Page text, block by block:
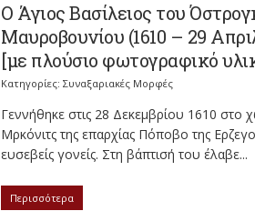
Ο Άγιος Βασίλειος του
Μαυροβουνίου (1610 – 29
[με πλούσιο φωτογραφικό
Κατηγορίες: Συναξαριακές Μορφές
Γεννήθηκε στις 28 Δεκεμβρίου 1610 στο
Μρκόνιτς της επαρχίας Πόποβο της
ευσεβείς γονείς. Στη βάπτισή του έλαβε...
Περισσότερα